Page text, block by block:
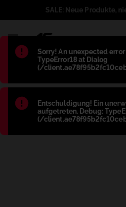
Błąd:
Sorry! An unexpected
TypeError18 at Dialog
(/
Błąd:
Entschuldigung! Ein
aufgetreten. Debug:
(/
SALE: Neue Produkte,